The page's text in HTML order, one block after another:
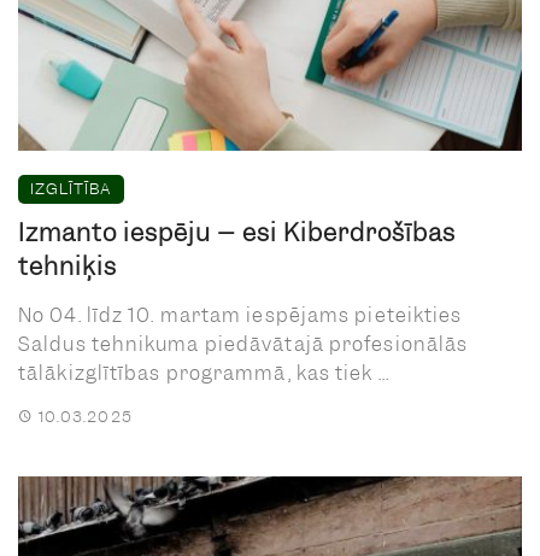
IZGLĪTĪBA
Izmanto iespēju – esi Kiberdrošības
tehniķis
No 04. līdz 10. martam iespējams pieteikties
Saldus tehnikuma piedāvātajā profesionālās
tālākizglītības programmā, kas tiek ...
10.03.2025